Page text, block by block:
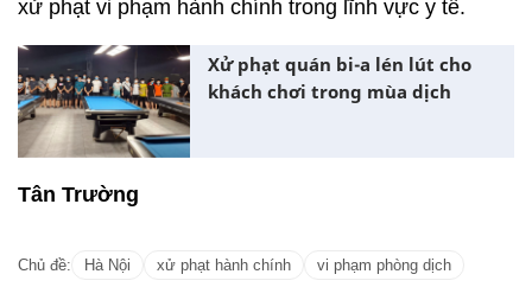
xử phạt vi phạm hành chính trong lĩnh vực y tế.
Xử phạt quán bi-a lén lút cho
khách chơi trong mùa dịch
Tân Trường
Chủ đề: Hà Nội xử phạt hành chính vi phạm phòng dịch